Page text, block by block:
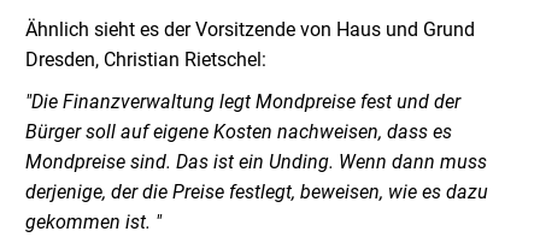
Ähnlich sieht es der Vorsitzende von Haus und Grund
Dresden, Christian Rietschel:
"Die Finanzverwaltung legt Mondpreise fest und der
Bürger soll auf eigene Kosten nachweisen, dass es
Mondpreise sind. Das ist ein Unding. Wenn dann muss
derjenige, der die Preise festlegt, beweisen, wie es dazu
gekommen ist. "